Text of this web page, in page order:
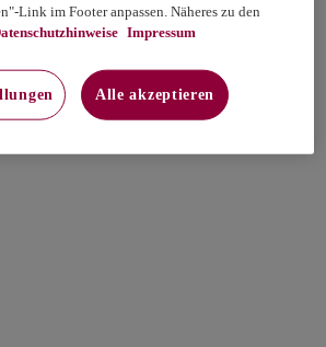
Link im Footer anpassen. Näheres zu den
Impressum
Alle akzeptieren